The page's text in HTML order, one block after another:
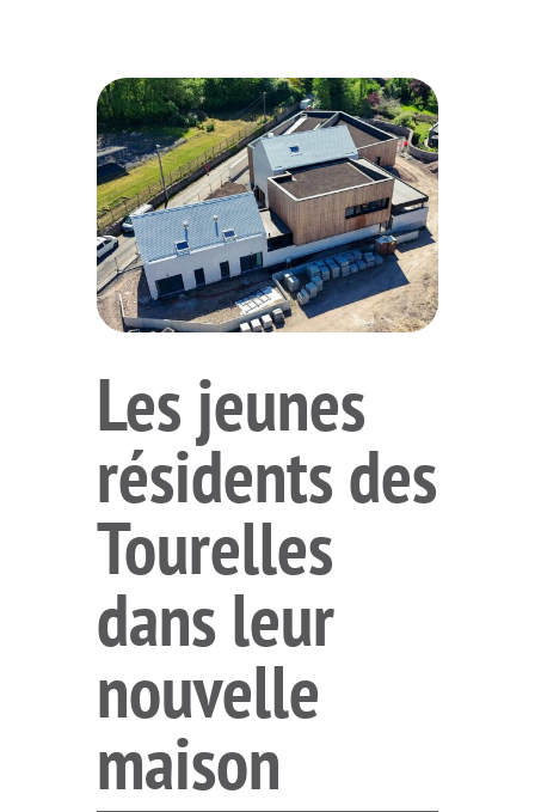
Les jeunes
résidents des
Tourelles
dans leur
nouvelle
maison